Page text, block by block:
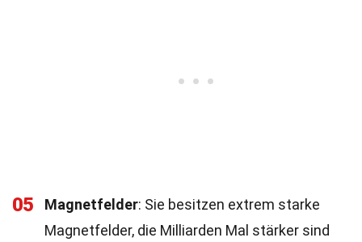
05 Magnetfelder: Sie besitzen extrem starke
Magnetfelder, die Milliarden Mal stärker sind